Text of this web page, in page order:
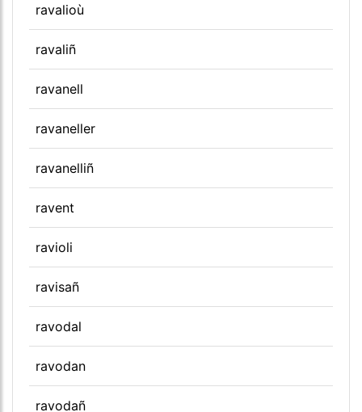
ravalioù
ravaliñ
ravanell
ravaneller
ravanelliñ
ravent
ravioli
ravisañ
ravodal
ravodan
ravodañ